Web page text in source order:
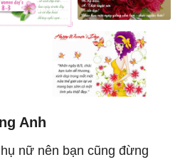
Anh
nữ nên bạn cũng đừng